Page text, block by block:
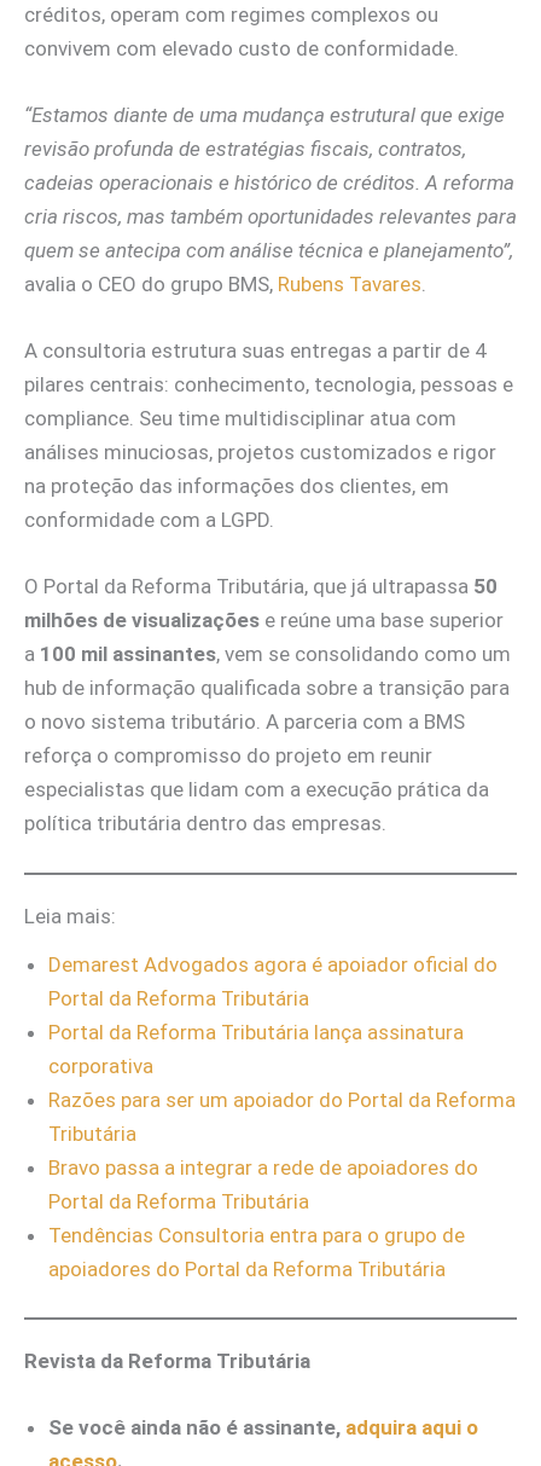
créditos, operam com regimes complexos ou
convivem com elevado custo de conformidade.
“Estamos diante de uma mudança estrutural que exige
revisão profunda de estratégias fiscais, contratos,
cadeias operacionais e histórico de créditos. A reforma
cria riscos, mas também oportunidades relevantes para
quem se antecipa com análise técnica e planejamento”,
avalia o CEO do grupo BMS, Rubens Tavares
A consultoria estrutura suas entregas a partir de 4
pilares centrais: conhecimento, tecnologia, pessoas e
compliance. Seu time multidisciplinar atua com
análises minuciosas, projetos customizados e rigor
na proteção das informações dos clientes, em
conformidade com a LGPD.
O Portal da Reforma Tributária, que já ultrapassa 50
milhões de visualizações e reúne uma base superior
a 100 mil assinantes, vem se consolidando como um
hub de informação qualificada sobre a transição para
o novo sistema tributário. A parceria com a BMS
reforça o compromisso do projeto em reunir
especialistas que lidam com a execução prática da
política tributária dentro das empresas.
Leia mais:
Demarest Advogados agora é apoiador oficial do
Portal da Reforma Tributária
Portal da Reforma Tributária lança assinatura
corporativa
Razões para ser um apoiador do Portal da Reforma
Tributária
Bravo passa a integrar a rede de apoiadores do
Portal da Reforma Tributária
Tendências Consultoria entra para o grupo de
apoiadores do Portal da Reforma Tributária
Revista da Reforma Tributária
Se você ainda não é assinante, adquira aqui o
acesso.